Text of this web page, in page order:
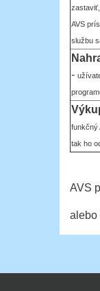
AVS
službu
-
funkčný
tak ho
AVS
alebo